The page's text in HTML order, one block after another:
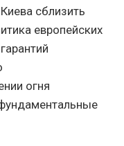
сблизить
европейских
огня